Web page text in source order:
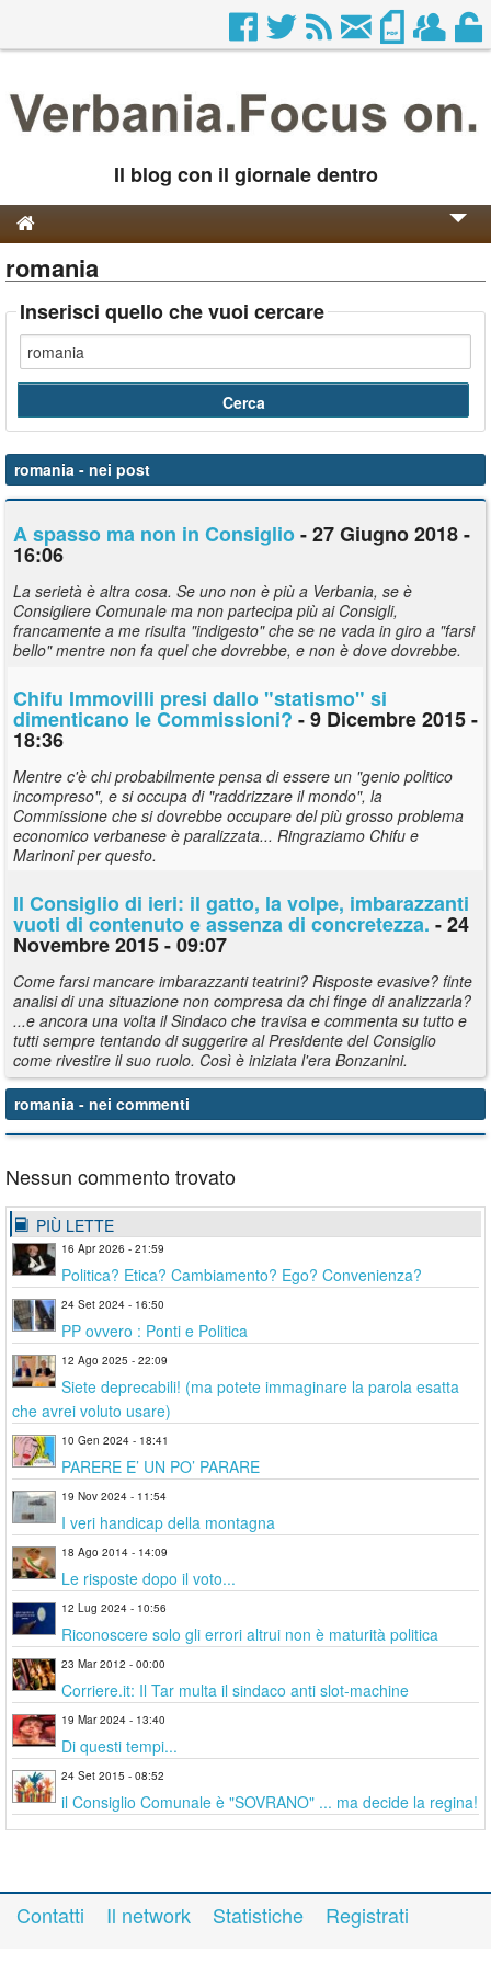
Il blog con il giornale dentro
Genesi e Storia
Contatti
romania
Inserisci quello che vuoi cercare
romania - nei post
A spasso ma non in Consiglio- 27 Giugno 2018 -
16:06
La serietà è altra cosa. Se uno non è più a Verbania, se è
Consigliere Comunale ma non partecipa più ai Consigli,
francamente a me risulta "indigesto" che se ne vada in giro a "farsi
bello" mentre non fa quel che dovrebbe, e non è dove dovrebbe.
Chifu Immovilli presi dallo "statismo" si
dimenticano le Commissioni? - 9 Dicembre 2015 -
18:36
Mentre c'è chi probabilmente pensa di essere un "genio politico
incompreso", e si occupa di "raddrizzare il mondo", la
Commissione che si dovrebbe occupare del più grosso problema
economico verbanese è paralizzata... Ringraziamo Chifu e
Marinoni per questo.
Il Consiglio di ieri: il gatto, la volpe, imbarazzanti
vuoti di contenuto e assenza di concretezza. - 24
Novembre 2015 - 09:07
Come farsi mancare imbarazzanti teatrini? Risposte evasive? finte
analisi di una situazione non compresa da chi finge di analizzarla?
...e ancora una volta il Sindaco che travisa e commenta su tutto e
tutti sempre tentando di suggerire al Presidente del Consiglio
come rivestire il suo ruolo. Così è iniziata l'era Bonzanini.
romania - nei commenti
Nessun commento trovato
PIÙ LETTE
16 Apr 2026 - 21:59
Politica? Etica? Cambiamento? Ego? Convenienza?
24 Set 2024 - 16:50
PP ovvero : Ponti e Politica
12 Ago 2025 - 22:09
Siete deprecabili! (ma potete immaginare la parola esatta
che avrei voluto usare)
10 Gen 2024 - 18:41
PARERE E’ UN PO’ PARARE
19 Nov 2024 - 11:54
I veri handicap della montagna
18 Ago 2014 - 14:09
Le risposte dopo il voto...
12 Lug 2024 - 10:56
Riconoscere solo gli errori altrui non è maturità politica
23 Mar 2012 - 00:00
Corriere.it: Il Tar multa il sindaco anti slot-machine
19 Mar 2024 - 13:40
Di questi tempi...
24 Set 2015 - 08:52
il Consiglio Comunale è "SOVRANO" ... ma decide la regina!
Contatti Il network Statistiche
Registrati